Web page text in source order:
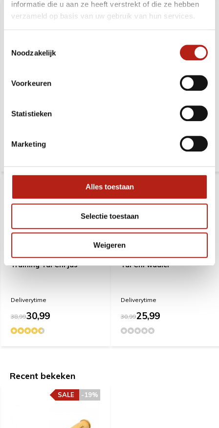
informatie die u aan ze heeft verstrekt of die ze hebben
verzameld op basis van uw gebruik van hun services.
Noodzakelijk
Voorkeuren
Statistieken
Marketing
Alles toestaan
Selectie toestaan
Weigeren
32,9928,99
Training Tai Chi broek
Training Tai Chi jas
Deliverytime
38,9930,99
Tai Chi waaier
Deliverytime
30,9925,99
Recent bekeken
-19%
SALE